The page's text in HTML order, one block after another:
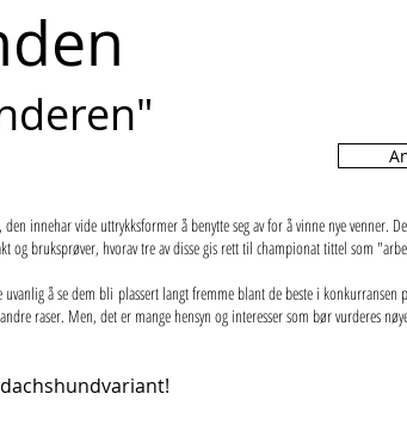
innehar vide uttrykksformer å benytte seg av for å vinne nye venner.
bruksprøver, hvorav tre av disse gis rett til championat tittel som
å se dem bli plassert langt fremme blant de beste i konkurransen
raser. Men, det er mange hensyn og interesser som bør vurderes